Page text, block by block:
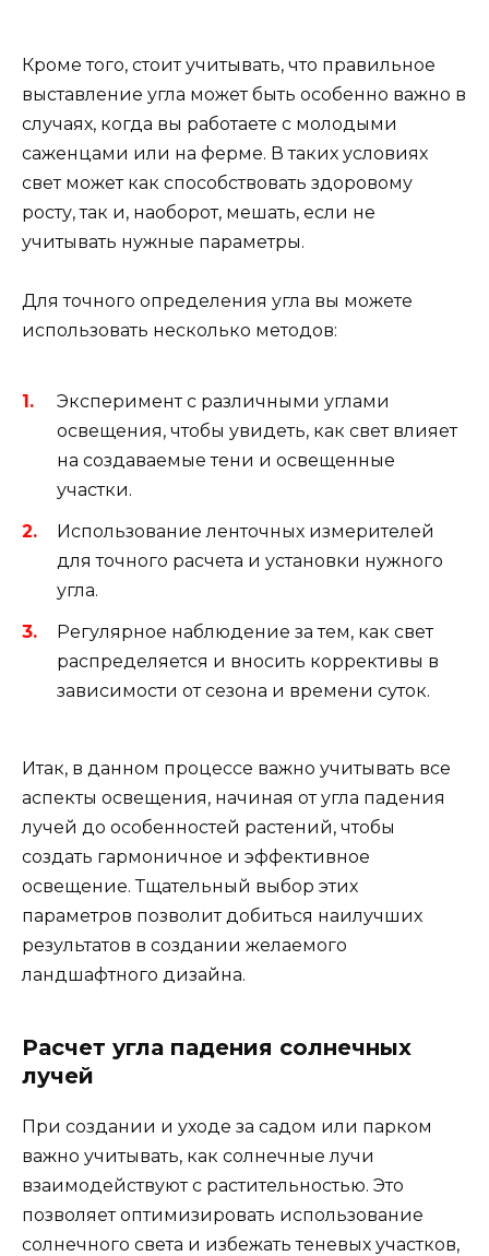
Кроме того, стоит учитывать, что правильное
выставление угла может быть особенно важно в
случаях, когда вы работаете с молодыми
саженцами или на ферме. В таких условиях
свет может как способствовать здоровому
росту, так и, наоборот, мешать, если не
учитывать нужные параметры.
Для точного определения угла вы можете
использовать несколько методов:
Эксперимент с различными углами
освещения, чтобы увидеть, как свет влияет
на создаваемые тени и освещенные
участки.
Использование ленточных измерителей
для точного расчета и установки нужного
угла.
Регулярное наблюдение за тем, как свет
распределяется и вносить коррективы в
зависимости от сезона и времени суток.
Итак, в данном процессе важно учитывать все
аспекты освещения, начиная от угла падения
лучей до особенностей растений, чтобы
создать гармоничное и эффективное
освещение. Тщательный выбор этих
параметров позволит добиться наилучших
результатов в создании желаемого
ландшафтного дизайна.
Расчет угла падения солнечных
лучей
При создании и уходе за садом или парком
важно учитывать, как солнечные лучи
взаимодействуют с растительностью. Это
позволяет оптимизировать использование
солнечного света и избежать теневых участков,